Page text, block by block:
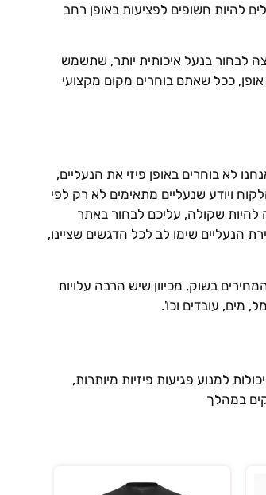
להיות חשופים לפציעות באופן רחב
יותר מקצועי, ככה אנחנו נרצה לבחור בנעל איכותית יותר, שתשמש
ככל שאתם בוחרים מקום מקצועי
לא בוחרים באופן פיזי את הנעליים,
ויודע שנעליים מתאימים לא רק לפי
שקולה, עליכם לבחור באתר
הנעליים שימו לב לכל הדגשים שציינו,
בשוק, מכיוון שיש הרבה עלויות
מים, עובדים וכו'.
למנוע פגיעות פיזיות מיותרות,
במהלך